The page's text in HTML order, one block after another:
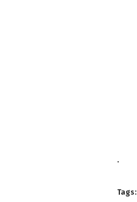
.
Tags: